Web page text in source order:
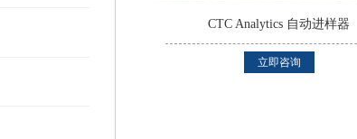
CTC Analytics 自动进样器
立即咨询